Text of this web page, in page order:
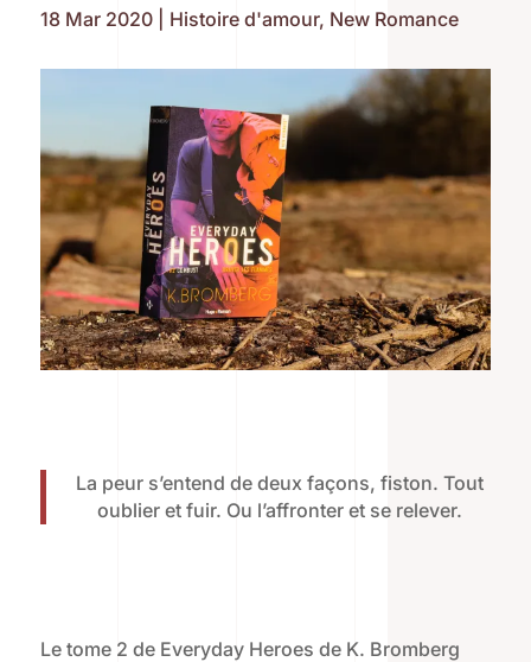
18 Mar 2020| Histoire d'amour, New Romance
La peur s’entend de deux façons, fiston. Tout
oublier et fuir. Ou l’affronter et se relever.
Le tome 2 de Everyday Heroes de K. Bromberg